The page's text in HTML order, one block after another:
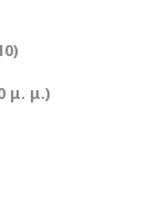
μ. μ.)